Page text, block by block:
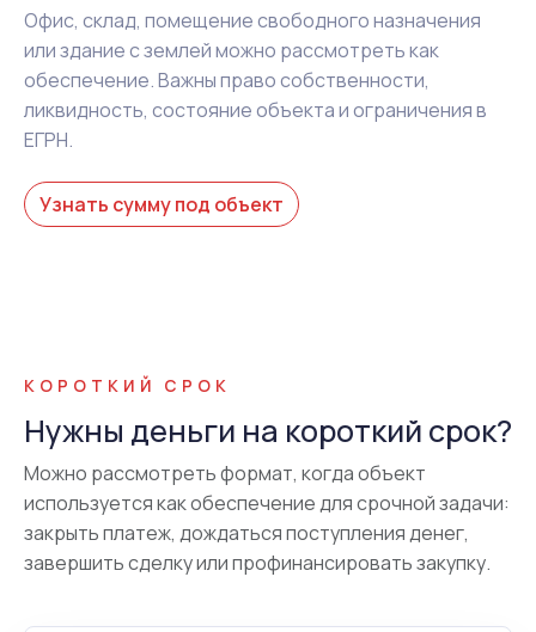
Офис, склад, помещение свободного назначения
или здание с землей можно рассмотреть как
обеспечение. Важны право собственности,
ликвидность, состояние объекта и ограничения в
ЕГРН.
Узнать сумму под объект
КОРОТКИЙ СРОК
Нужны деньги на короткий срок?
Можно рассмотреть формат, когда объект
используется как обеспечение для срочной задачи:
закрыть платеж, дождаться поступления денег,
завершить сделку или профинансировать закупку.